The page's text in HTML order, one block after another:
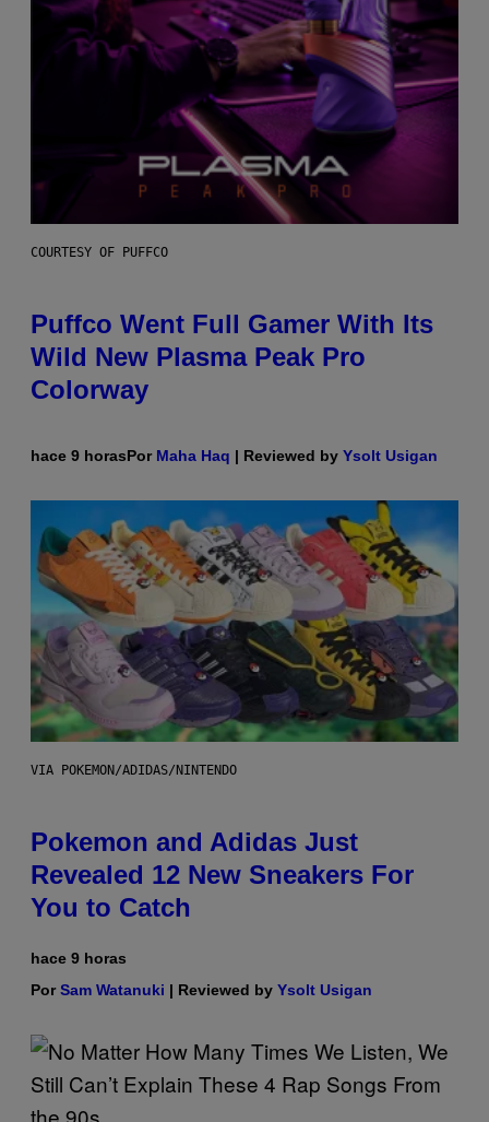
COURTESY OF PUFFCO
Puffco Went Full Gamer With Its
Wild New Plasma Peak Pro
Colorway
hace 9 horasPor Maha Haq | Reviewed by Ysolt Usigan
VIA POKEMON/ADIDAS/NINTENDO
Pokemon and Adidas Just
Revealed 12 New Sneakers For
You to Catch
hace 9 horas
PorSam Watanuki | Reviewed by Ysolt Usigan